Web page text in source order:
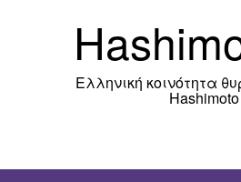
Ελληνική κοινότητα
Hashimoto